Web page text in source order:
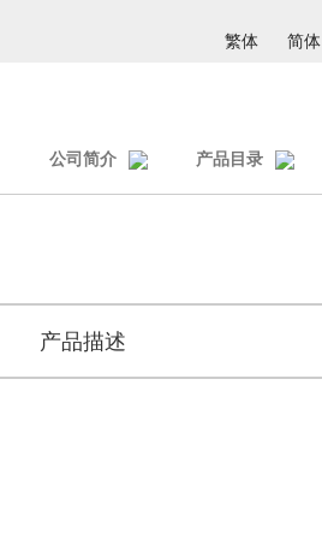
繁体 简体
公司简介 产品目录
产品描述